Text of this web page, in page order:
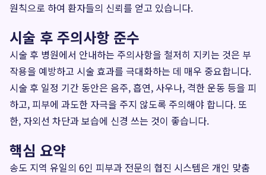
원칙으로 하여 환자들의 신뢰를 얻고 있습니다.
시술 후 주의사항 준수
시술 후 병원에서 안내하는 주의사항을 철저히 지키는 것은 부
작용을 예방하고 시술 효과를 극대화하는 데 매우 중요합니다.
시술 후 일정 기간 동안은 음주, 흡연, 사우나, 격한 운동 등을 피
하고, 피부에 과도한 자극을 주지 않도록 주의해야 합니다. 또
한, 자외선 차단과 보습에 신경 쓰는 것이 좋습니다.
핵심 요약
송도 지역 유일의 6인 피부과 전문의 협진 시스템은 개인 맞춤